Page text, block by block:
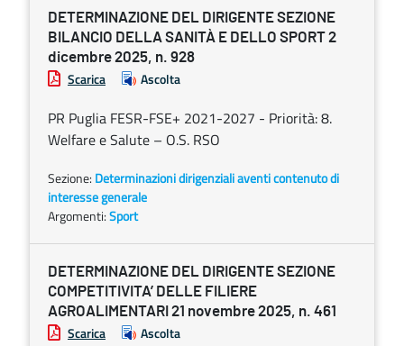
DETERMINAZIONE DEL DIRIGENTE SEZIONE
BILANCIO DELLA SANITÀ E DELLO SPORT 2
dicembre 2025, n. 928
Scarica Ascolta
PR Puglia FESR-FSE+ 2021-2027 - Priorità: 8.
Welfare e Salute – O.S. RSO
Sezione: Determinazioni dirigenziali aventi contenuto di
interesse generale
Argomenti:Sport
DETERMINAZIONE DEL DIRIGENTE SEZIONE
COMPETITIVITA’ DELLE FILIERE
AGROALIMENTARI 21 novembre 2025, n. 461
Scarica Ascolta